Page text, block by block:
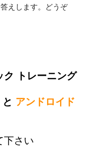
えします。どうぞ
ク トレーニング
と アンドロイド
さい